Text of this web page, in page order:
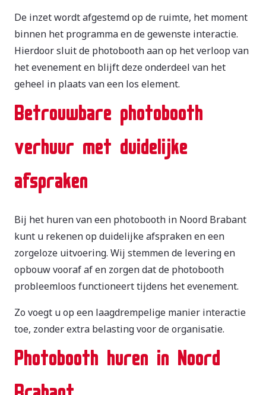
De inzet wordt afgestemd op de ruimte, het moment
binnen het programma en de gewenste interactie.
Hierdoor sluit de photobooth aan op het verloop van
het evenement en blijft deze onderdeel van het
geheel in plaats van een los element.
Betrouwbare photobooth
verhuur met duidelijke
afspraken
Bij het huren van een photobooth in Noord Brabant
kunt u rekenen op duidelijke afspraken en een
zorgeloze uitvoering. Wij stemmen de levering en
opbouw vooraf af en zorgen dat de photobooth
probleemloos functioneert tijdens het evenement.
Zo voegt u op een laagdrempelige manier interactie
toe, zonder extra belasting voor de organisatie.
Photobooth huren in Noord
Brabant